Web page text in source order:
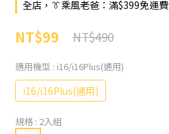
全店，👔乘風老爸：滿$399免運費
NT$99 NT$490
適用機型 : i16/i16Plus(通用)
i16/i16Plus(通用)
規格 : 2入組